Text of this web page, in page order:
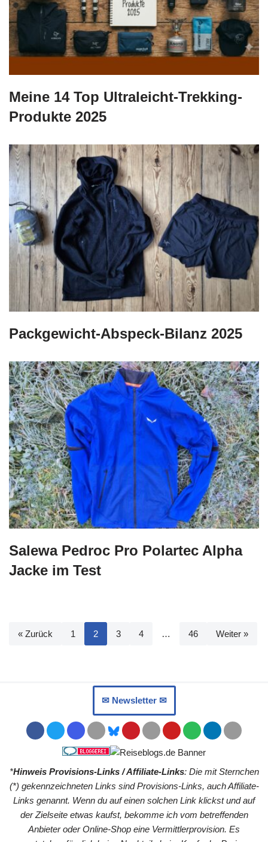
Meine 14 Top Ultraleicht-Trekking-
Produkte 2025
Packgewicht-Abspeck-Bilanz 2025
Salewa Pedroc Pro Polartec Alpha
Jacke im Test
« Zurück 1 2 3 4 … 46 Weiter »
✉︎ Newsletter ✉︎
*Hinweis Provisions-Links / Affiliate-Links: Die mit Sternchen
(*) gekennzeichneten Links sind Provisions-Links, auch Affiliate-
Links genannt. Wenn du auf einen solchen Link klickst und auf
der Zielseite etwas kaufst, bekomme ich vom betreffenden
Anbieter oder Online-Shop eine Vermittlerprovision. Es